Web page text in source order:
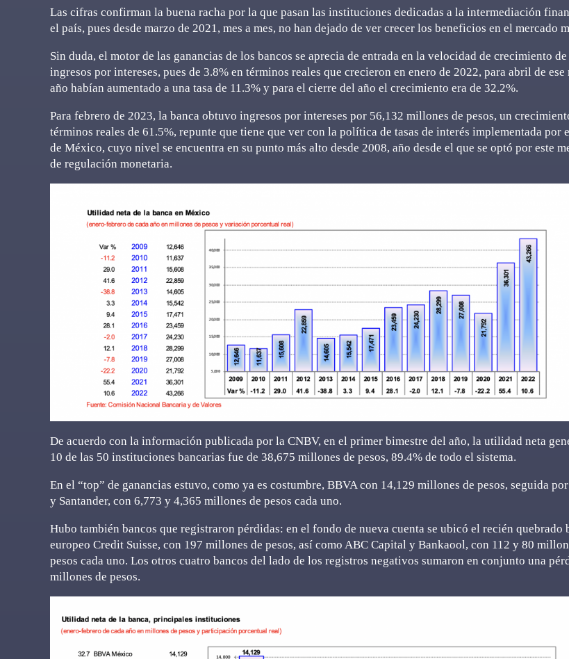
Las cifras confirman la buena racha por la que pasan las instituciones dedicadas a la intermediación
el país, pues desde marzo de 2021, mes a mes, no han dejado de ver crecer los beneficios en el mercado
Sin duda, el motor de las ganancias de los bancos se aprecia de entrada en la velocidad de crecimiento
ingresos por intereses, pues de 3.8% en términos reales que crecieron en enero de 2022, para abril de ese
año habían aumentado a una tasa de 11.3% y para el cierre del año el crecimiento era de 32.2%.
Para febrero de 2023, la banca obtuvo ingresos por intereses por 56,132 millones de pesos, un
términos reales de 61.5%, repunte que tiene que ver con la política de tasas de interés implementada por
de México, cuyo nivel se encuentra en su punto más alto desde 2008, año desde el que se optó por este
de regulación monetaria.
De acuerdo con la información publicada por la CNBV, en el primer bimestre del año, la utilidad neta
10 de las 50 instituciones bancarias fue de 38,675 millones de pesos, 89.4% de todo el sistema.
En el “top” de ganancias estuvo, como ya es costumbre, BBVA con 14,129 millones de pesos, seguida
y Santander, con 6,773 y 4,365 millones de pesos cada uno.
Hubo también bancos que registraron pérdidas: en el fondo de nueva cuenta se ubicó el recién quebrado
europeo Credit Suisse, con 197 millones de pesos, así como ABC Capital y Bankaool, con 112 y 80
pesos cada uno. Los otros cuatro bancos del lado de los registros negativos sumaron en conjunto una
millones de pesos.